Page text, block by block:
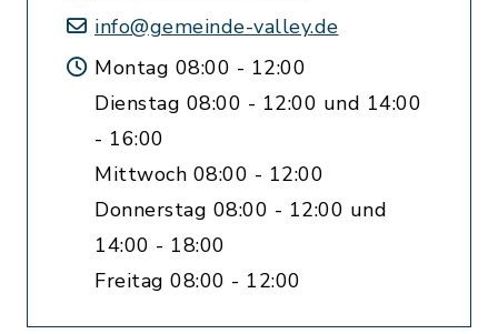
info@gemeinde-valley.de
Montag 08:00 - 12:00
Dienstag 08:00 - 12:00 und 14:00
- 16:00
Mittwoch 08:00 - 12:00
Donnerstag 08:00 - 12:00 und
14:00 - 18:00
Freitag 08:00 - 12:00